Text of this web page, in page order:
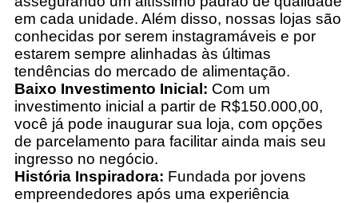
em cada unidade. Além disso, nossas lojas são
conhecidas por serem instagramáveis e por
estarem sempre alinhadas às últimas
tendências do mercado de alimentação.
Baixo Investimento Inicial: Com um
investimento inicial a partir de R$150.000,00,
você já pode inaugurar sua loja, com opções
de parcelamento para facilitar ainda mais seu
ingresso no negócio.
História Inspiradora: Fundada por jovens
empreendedores após uma experiência